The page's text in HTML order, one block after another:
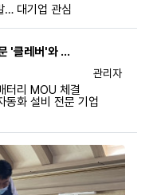
… 대기업 관심
'클레버'와 …
등록자
관리자
터리 MOU 체결
동화 설비 전문 기업